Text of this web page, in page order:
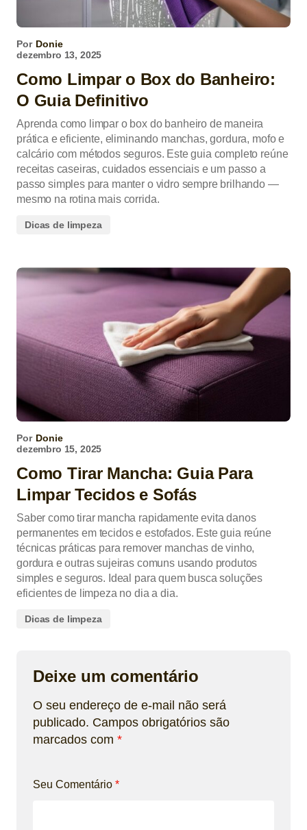
Por Donie
dezembro 13, 2025
Como Limpar o Box do Banheiro:
O Guia Definitivo
Aprenda como limpar o box do banheiro de maneira
prática e eficiente, eliminando manchas, gordura, mofo e
calcário com métodos seguros. Este guia completo reúne
receitas caseiras, cuidados essenciais e um passo a
passo simples para manter o vidro sempre brilhando —
mesmo na rotina mais corrida.
Dicas de limpeza
Por Donie
dezembro 15, 2025
Como Tirar Mancha: Guia Para
Limpar Tecidos e Sofás
Saber como tirar mancha rapidamente evita danos
permanentes em tecidos e estofados. Este guia reúne
técnicas práticas para remover manchas de vinho,
gordura e outras sujeiras comuns usando produtos
simples e seguros. Ideal para quem busca soluções
eficientes de limpeza no dia a dia.
Dicas de limpeza
Deixe um comentário
O seu endereço de e-mail não será
publicado. Campos obrigatórios são
marcados com *
Seu Comentário *